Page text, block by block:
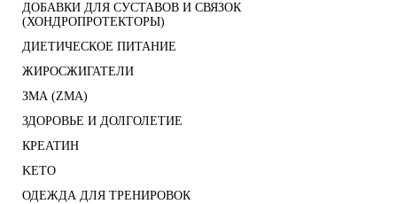
ДОБАВКИ ДЛЯ СУСТАВОВ И СВЯЗОК
(ХОНДРОПРОТЕКТОРЫ)
ДИЕТИЧЕСКОЕ ПИТАНИЕ
ЖИРОСЖИГАТЕЛИ
ЗМА (ZMA)
ЗДОРОВЬЕ И ДОЛГОЛЕТИЕ
КРЕАТИН
KETO
ОДЕЖДА ДЛЯ ТРЕНИРОВОК